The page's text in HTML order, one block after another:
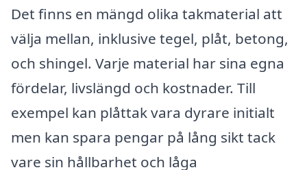
Det finns en mängd olika takmaterial att
välja mellan, inklusive tegel, plåt, betong,
och shingel. Varje material har sina egna
fördelar, livslängd och kostnader. Till
exempel kan plåttak vara dyrare initialt
men kan spara pengar på lång sikt tack
vare sin hållbarhet och låga